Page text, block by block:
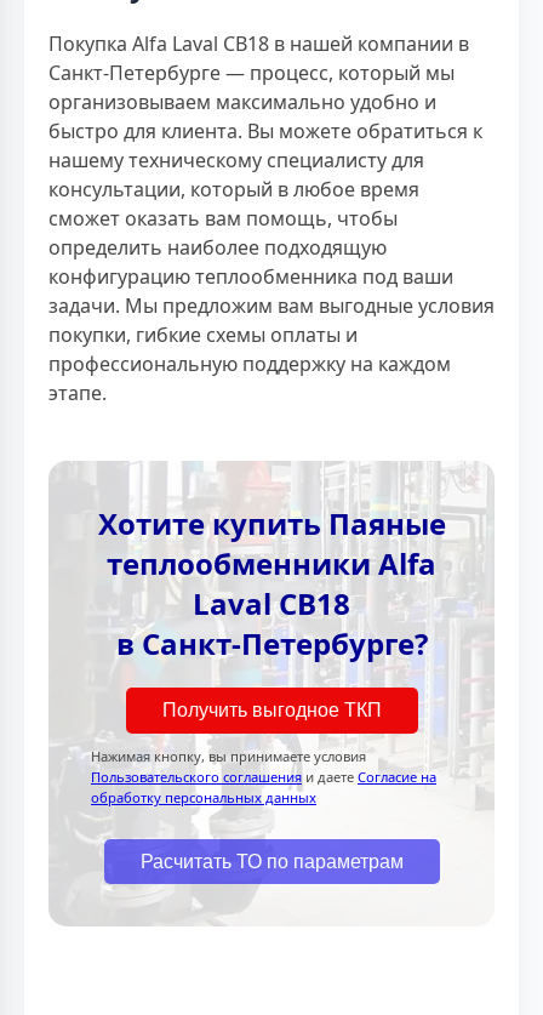
Покупка Alfa Laval CB18 в нашей компании в
Санкт-Петербурге — процесс, который мы
организовываем максимально удобно и
быстро для клиента. Вы можете обратиться к
нашему техническому специалисту для
консультации, который в любое время
сможет оказать вам помощь, чтобы
определить наиболее подходящую
конфигурацию теплообменника под ваши
задачи. Мы предложим вам выгодные условия
покупки, гибкие схемы оплаты и
профессиональную поддержку на каждом
этапе.
Хотите купить Паяные
теплообменники Alfa
Laval CB18
в Санкт-Петербурге?
Получить выгодное ТКП
Нажимая кнопку, вы принимаете условия
Пользовательского соглашения и даете Согласие на
обработку персональных данных
Расчитать ТО по параметрам